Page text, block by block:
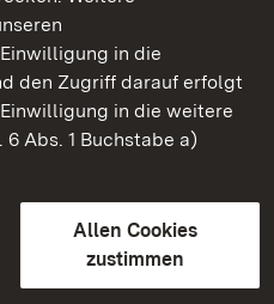
in die
den Zugriff darauf erfolgt
Einwilligung in die weitere
Abs. 1 Buchstabe a)
Allen Cookies
zustimmen
Baden-Württemberg